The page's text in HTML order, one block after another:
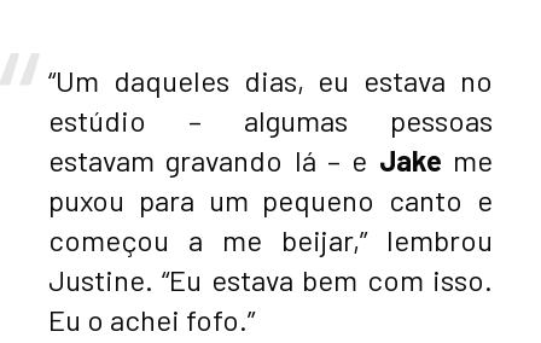
“Um daqueles dias, eu estava no
estúdio – algumas pessoas
estavam gravando lá – e Jake me
puxou para um pequeno canto e
começou a me beijar,” lembrou
Justine. “Eu estava bem com isso.
Eu o achei fofo.”